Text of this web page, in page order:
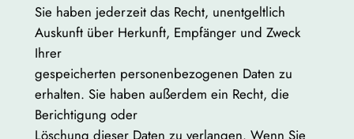
Sie haben jederzeit das Recht, unentgeltlich
Auskunft über Herkunft, Empfänger und Zweck
Ihrer
gespeicherten personenbezogenen Daten zu
erhalten. Sie haben außerdem ein Recht, die
Berichtigung oder